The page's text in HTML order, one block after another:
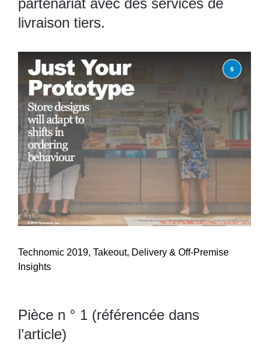
partenariat avec des services de
livraison tiers.
Technomic 2019, Takeout, Delivery & Off-Premise
Insights
Pièce n ° 1 (référencée dans
l’article)